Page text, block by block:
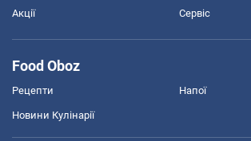
Акції Сервіс
Food Oboz
Рецепти Напої
Новини Кулінарії